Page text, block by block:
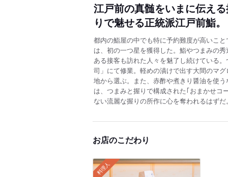
江戸前の真髄をいまに伝え
りで魅せる正統派江戸前鮨。
都内の鮨屋の中でも特に予約難度が高いこ
は、初の一つ星を獲得した。鮨やつまみの
ある接客も訪れた人々を魅了し続けている
司」にて修業。軽めの漬けで出す大間のマ
地から選ぶ。また、赤酢や煮きり醤油を使
は、つまみと握りで構成された｢おまかせコ
ない流麗な握りの所作に心を奪われるはずだ
お店のこだわり
料理人